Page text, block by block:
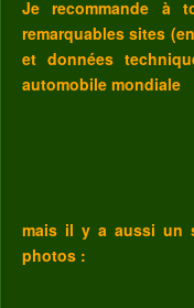
Je recommande à
remarquables sites
et données
automobile mondiale
mais il y a aussi un
photos :